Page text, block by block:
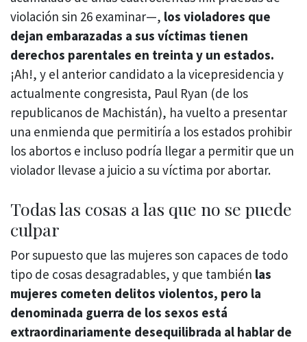
violación sin 26 examinar—, los violadores que
dejan embarazadas a sus víctimas tienen
derechos parentales en treinta y un estados.
¡Ah!, y el anterior candidato a la vicepresidencia y
actualmente congresista, Paul Ryan (de los
republicanos de Machistán), ha vuelto a presentar
una enmienda que permitiría a los estados prohibir
los abortos e incluso podría llegar a permitir que un
violador llevase a juicio a su víctima por abortar.
Todas las cosas a las que no se puede
culpar
Por supuesto que las mujeres son capaces de todo
tipo de cosas desagradables, y que también las
mujeres cometen delitos violentos, pero la
denominada guerra de los sexos está
extraordinariamente desequilibrada al hablar de